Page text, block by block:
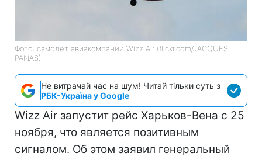
Фото: самолет авиакомпании Wizz Air (flickr.com/JACQUES
PANAS)
Не витрачай час на шум! Читай тільки суть з
РБК-Україна у Google
Wizz Air запустит рейс Харьков-Вена с 25
ноября, что является позитивным
сигналом. Об этом заявил генеральный